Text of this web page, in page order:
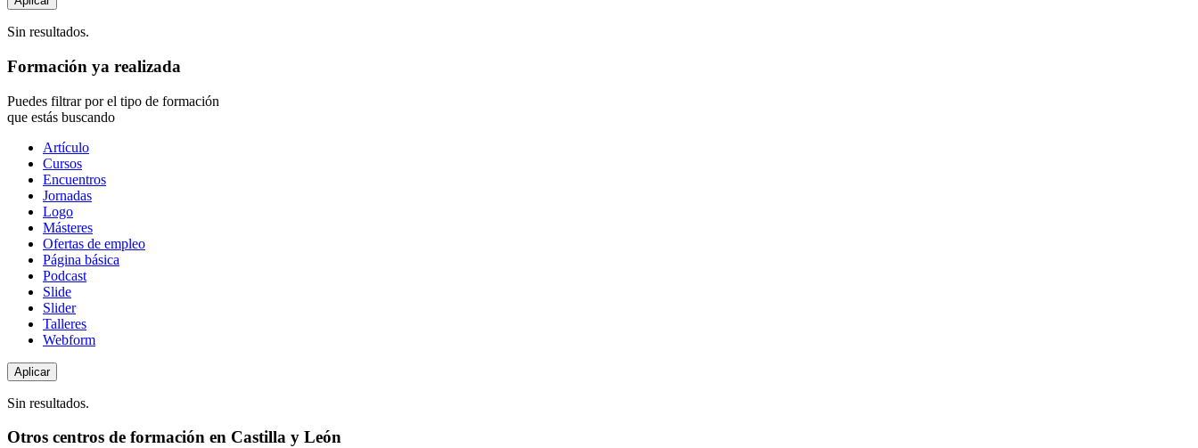
Sin resultados.
Formación ya realizada
Puedes filtrar por el tipo de formación
que estás buscando
Tipo
contenido
Artículo
Cursos
Encuentros
Jornadas
Logo
Másteres
Ofertas de empleo
Página básica
Podcast
Slide
Slider
Talleres
Webform
Sin resultados.
Otros centros de formación en Castilla y León